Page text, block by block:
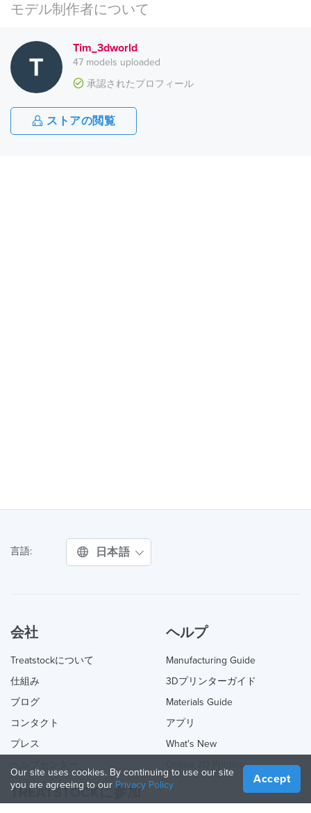
モデル制作者について
Tim_3dworld
47 models uploaded
承認されたプロフィール
ストアの閲覧
言語: 日本語
会社
Treatstockについて
仕組み
ブログ
コンタクト
プレス
ヘルプ
Manufacturing Guide
3Dプリンターガイド
Materials Guide
アプリ
What's New
Online 3D Printing
TREATSTOCKに参加
Our site uses cookies. By continuing to use our site
you are agreeing to our Privacy Policy Accept